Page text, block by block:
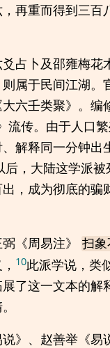
再重而得到三百
占卜及邵雍梅花
属于民间江湖。
六壬类聚》。编
流传。由于人口
解释同一分钟出
，大陆这学派
，成为彻底的骗
《周易注》
扫象
10此派学说，类
了这一文本的解
》、赵善举《易